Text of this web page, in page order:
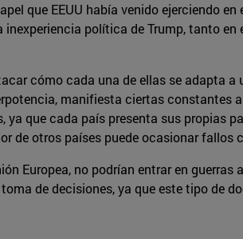
que EEUU había venido ejerciendo
política de Trump, tanto
cómo cada una de ellas se adapta
manifiesta ciertas constantes
que cada país presenta sus propias
de otros países puede ocasionar fallos
Europea, no podrían entrar en
de decisiones, ya que este tipo de